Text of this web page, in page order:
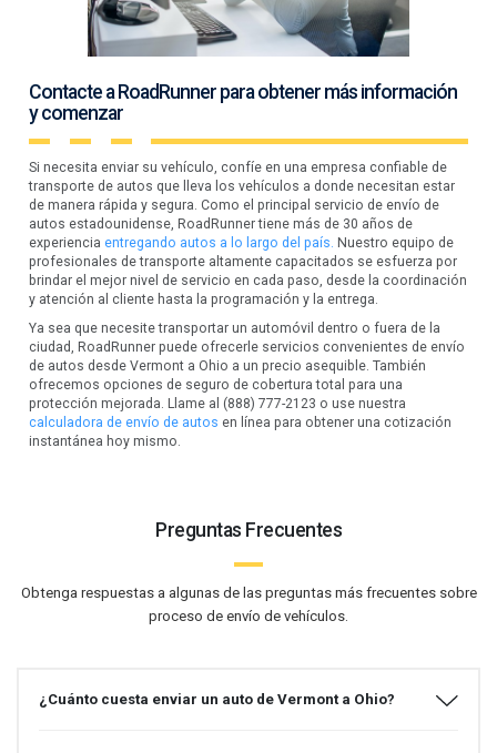
Contacte a RoadRunner para obtener más información
y comenzar
Si necesita enviar su vehículo, confíe en una empresa confiable de
transporte de autos que lleva los vehículos a donde necesitan estar
de manera rápida y segura. Como el principal servicio de envío de
autos estadounidense, RoadRunner tiene más de 30 años de
experienciaentregando autos a lo largo del país. Nuestro equipo de
profesionales de transporte altamente capacitados se esfuerza por
brindar el mejor nivel de servicio en cada paso, desde la coordinación
y atención al cliente hasta la programación y la entrega.
Ya sea que necesite transportar un automóvil dentro o fuera de la
ciudad, RoadRunner puede ofrecerle servicios convenientes de envío
de autos desde Vermont a Ohio a un precio asequible. También
ofrecemos opciones de seguro de cobertura total para una
protección mejorada. Llame al (888) 777-2123 o use nuestra
calculadora de envío de autos en línea para obtener una cotización
instantánea hoy mismo.
Preguntas Frecuentes
Obtenga respuestas a algunas de las preguntas más frecuentes sobre
proceso de envío de vehículos.
¿Cuánto cuesta enviar un auto de Vermont a Ohio?